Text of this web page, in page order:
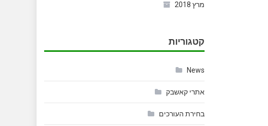
מרץ 2018
קטגוריות
News
אתרי קאשבק
בחירת העורכים